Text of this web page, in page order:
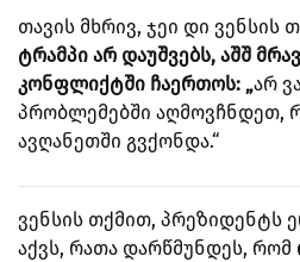
თავის მხრივ, ჯეი დი ვენსის
ტრამპი არ დაუშვებს, აშშ
კონფლიქტში ჩაერთოს: „არ
პრობლემებში აღმოვჩნდეთ,
ავღანეთში გვქონდა.“
ვენსის თქმით, პრეზიდენტს
აქვს, რათა დარწმუნდეს, რომ